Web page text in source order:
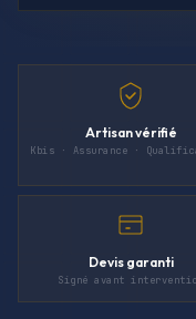
Artisan vérifié
Kbis · Assurance ·
Devis garanti
Signé avant